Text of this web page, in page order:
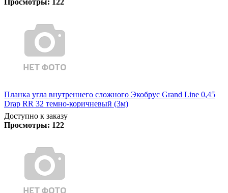
Планка угла внутреннего сложного Экобрус Grand Line 0,45
Drap RR 32 темно-коричневый (3м)
Доступно к заказу
Просмотры: 122